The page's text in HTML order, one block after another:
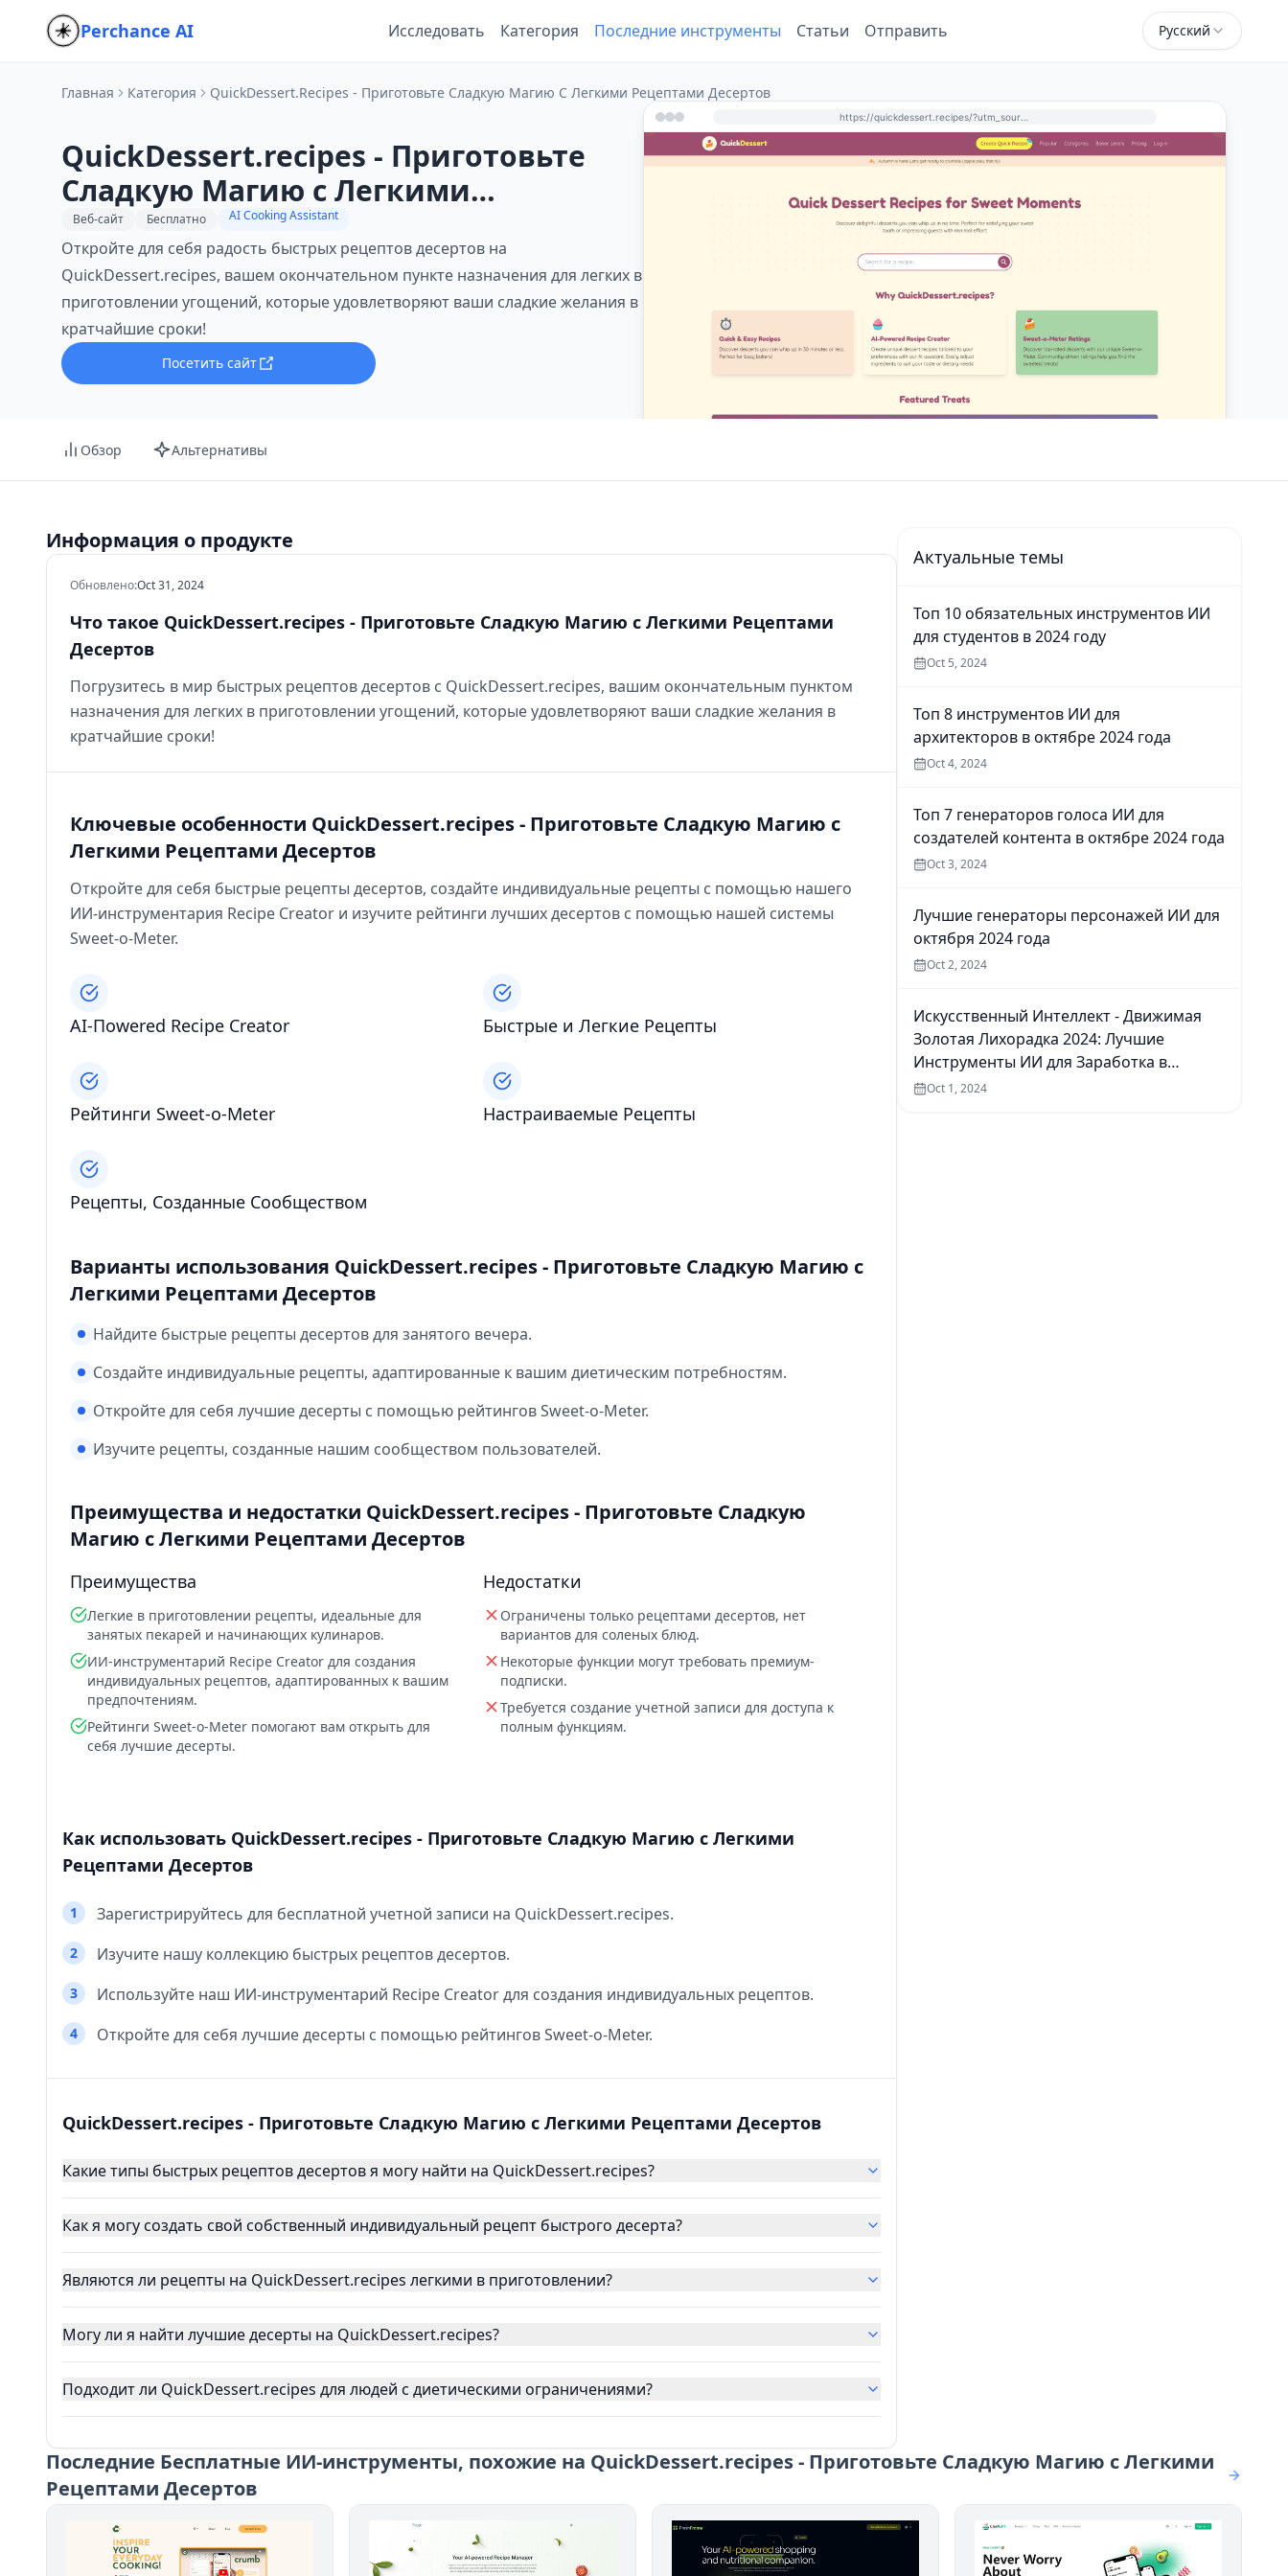
Perchance AI Исследовать Категория Последние инструменты Статьи Отправить Русский
Главная Категория QuickDessert.recipes - Приготовьте Сладкую Магию С Легкими Рецептами Десертов
QuickDessert.recipes - Приготовьте
Сладкую Магию с Легкими
Рецептами Десертов
Веб-сайт Бесплатно AI Cooking Assistant
Откройте для себя радость быстрых рецептов десертов на
QuickDessert.recipes, вашем окончательном пункте назначения для легких в
приготовлении угощений, которые удовлетворяют ваши сладкие желания в
кратчайшие сроки!
Посетить сайт
https://quickdessert.recipes/?utm_source=perchance-ai.net&utm_medium=referral
Обзор Альтернативы
Информация о продукте
Обновлено:Oct 31, 2024
Что такое QuickDessert.recipes - Приготовьте Сладкую Магию с Легкими Рецептами
Десертов
Погрузитесь в мир быстрых рецептов десертов с QuickDessert.recipes, вашим окончательным пунктом
назначения для легких в приготовлении угощений, которые удовлетворяют ваши сладкие желания в
кратчайшие сроки!
Ключевые особенности QuickDessert.recipes - Приготовьте Сладкую Магию с
Легкими Рецептами Десертов
Откройте для себя быстрые рецепты десертов, создайте индивидуальные рецепты с помощью нашего
ИИ-инструментария Recipe Creator и изучите рейтинги лучших десертов с помощью нашей системы
Sweet-o-Meter.
AI-Пowered Recipe Creator Быстрые и Легкие Рецепты
Рейтинги Sweet-o-Meter Настраиваемые Рецепты
Рецепты, Созданные Сообществом
Варианты использования QuickDessert.recipes - Приготовьте Сладкую Магию с
Легкими Рецептами Десертов
Найдите быстрые рецепты десертов для занятого вечера.
Создайте индивидуальные рецепты, адаптированные к вашим диетическим потребностям.
Откройте для себя лучшие десерты с помощью рейтингов Sweet-o-Meter.
Изучите рецепты, созданные нашим сообществом пользователей.
Преимущества и недостатки QuickDessert.recipes - Приготовьте Сладкую
Магию с Легкими Рецептами Десертов
Преимущества
Легкие в приготовлении рецепты, идеальные для
занятых пекарей и начинающих кулинаров.
ИИ-инструментарий Recipe Creator для создания
индивидуальных рецептов, адаптированных к вашим
предпочтениям.
Рейтинги Sweet-o-Meter помогают вам открыть для
себя лучшие десерты.
Недостатки
Ограничены только рецептами десертов, нет
вариантов для соленых блюд.
Некоторые функции могут требовать премиум-
подписки.
Требуется создание учетной записи для доступа к
полным функциям.
Как использовать QuickDessert.recipes - Приготовьте Сладкую Магию с Легкими
Рецептами Десертов
1 Зарегистрируйтесь для бесплатной учетной записи на QuickDessert.recipes.
2 Изучите нашу коллекцию быстрых рецептов десертов.
3 Используйте наш ИИ-инструментарий Recipe Creator для создания индивидуальных рецептов.
4 Откройте для себя лучшие десерты с помощью рейтингов Sweet-o-Meter.
QuickDessert.recipes - Приготовьте Сладкую Магию с Легкими Рецептами Десертов
Какие типы быстрых рецептов десертов я могу найти на QuickDessert.recipes?
Как я могу создать свой собственный индивидуальный рецепт быстрого десерта?
Являются ли рецепты на QuickDessert.recipes легкими в приготовлении?
Могу ли я найти лучшие десерты на QuickDessert.recipes?
Подходит ли QuickDessert.recipes для людей с диетическими ограничениями?
Актуальные темы
Топ 10 обязательных инструментов ИИ
для студентов в 2024 году
Oct 5, 2024
Топ 8 инструментов ИИ для
архитекторов в октябре 2024 года
Oct 4, 2024
Топ 7 генераторов голоса ИИ для
создателей контента в октябре 2024 года
Oct 3, 2024
Лучшие генераторы персонажей ИИ для
октября 2024 года
Oct 2, 2024
Искусственный Интеллект - Движимая
Золотая Лихорадка 2024: Лучшие
Инструменты ИИ для Заработка в
Интернете
Oct 1, 2024
Последние Бесплатные ИИ-инструменты, похожие на QuickDessert.recipes - Приготовьте Сладкую Магию с Легкими
Рецептами Десертов